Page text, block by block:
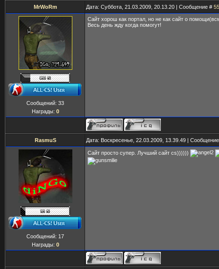
MrWoRm Дата: Суббота, 21.03.2009, 20.13.20 | Сообщение # 55
Сообщений: 33
Награды: 0
Сайт хорош как портал, но не как сайт о
Весь день жду когда помогут!
RasmuS Дата: Воскресенье, 22.03.2009, 13.39.49 |
Сообщений: 17
Награды: 0
Сайт просто супер. Лучший сайт cs))))))